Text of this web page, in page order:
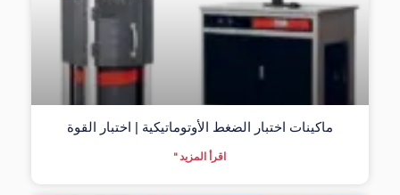
ماكينات اختبار الضغط الأوتوماتيكية | اختبار القوة
اقرأ المزيد "